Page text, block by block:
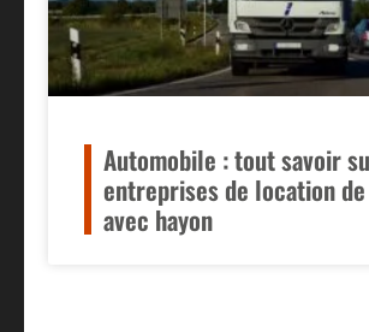
Automobile : tout savoir
entreprises de location
avec hayon